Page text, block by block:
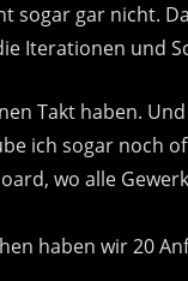
sogar gar nicht.
Iterationen und
Takt haben. Und
ich sogar noch
wo alle
haben wir 20